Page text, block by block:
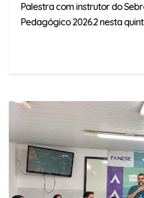
Palestra com instrutor do
Pedagógico 2026.2 nesta